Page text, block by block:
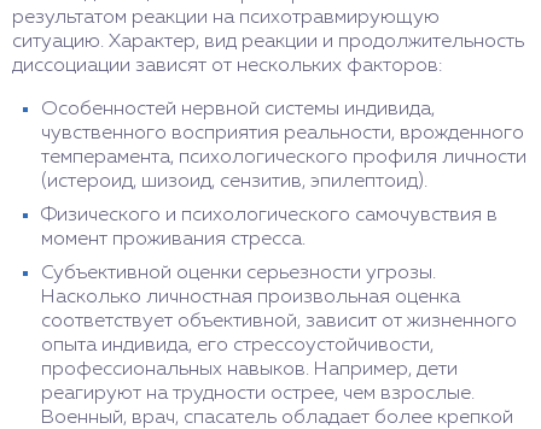
результатом реакции на психотравмирующую
ситуацию. Характер, вид реакции и продолжительность
диссоциации зависят от нескольких факторов:
Особенностей нервной системы индивида,
чувственного восприятия реальности, врожденного
темперамента, психологического профиля личности
(истероид, шизоид, сензитив, эпилептоид).
Физического и психологического самочувствия в
момент проживания стресса.
Субъективной оценки серьезности угрозы.
Насколько личностная произвольная оценка
соответствует объективной, зависит от жизненного
опыта индивида, его стрессоустойчивости,
профессиональных навыков. Например, дети
реагируют на трудности острее, чем взрослые.
Военный, врач, спасатель обладает более крепкой